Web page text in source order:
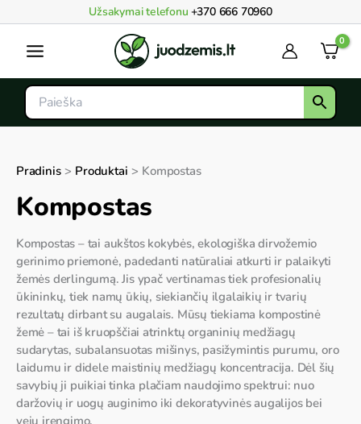
prie
turinio
Užsakymai telefonu +370 666 70960
Pradinis Produktai Kompostas
Kompostas
Kompostas – tai aukštos kokybės, ekologiška dirvožemio
gerinimo priemonė, padedanti natūraliai atkurti ir palaikyti
žemės derlingumą. Jis ypač vertinamas tiek profesionalių
ūkininkų, tiek namų ūkių, siekiančių ilgalaikių ir tvarių
rezultatų dirbant su augalais. Mūsų tiekiama kompostinė
žemė – tai iš kruopščiai atrinktų organinių medžiagų
sudarytas, subalansuotas mišinys, pasižymintis purumu, oro
laidumu ir didele maistinių medžiagų koncentracija. Dėl šių
savybių ji puikiai tinka plačiam naudojimo spektrui: nuo
daržovių ir uogų auginimo iki dekoratyvinės augalijos bei
vejų įrengimo.